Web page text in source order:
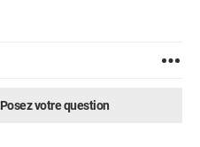
Posez votre question